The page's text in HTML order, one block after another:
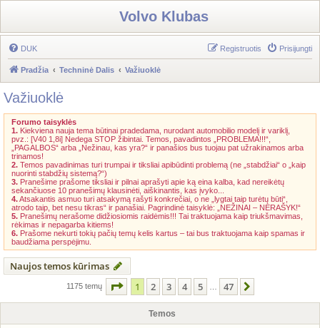
Volvo Klubas
DUK Prisijungti
Registruotis
Pradžia Techninė Dalis Važiuoklė
Važiuoklė
Forumo taisyklės
1. Kiekviena nauja tema būtinai pradedama, nurodant automobilio modelį ir variklį,
pvz.: [V40 1,8i] Nedega STOP žibintai. Temos, pavadintos „PROBLEMA!!!“,
„PAGALBOS“ arba „Nežinau, kas yra?“ ir panašios bus tuojau pat užrakinamos arba
trinamos!
2. Temos pavadinimas turi trumpai ir tiksliai apibūdinti problemą (ne „stabdžiai“ o „kaip
nuorinti stabdžių sistemą?“)
3. Pranešime prašome tiksliai ir pilnai aprašyti apie ką eina kalba, kad nereikėtų
sekančiuose 10 pranešimų klausinėti, aiškinantis, kas įvyko...
4.Atsakantis asmuo turi atsakymą rašyti konkrečiai, o ne „lygtai taip turėtų būti“,
atrodo taip, bet nesu tikras“ ir panašiai. Pagrindinė taisyklė: „NEŽINAI – NERAŠYK!“
5. Pranešimų nerašome didžiosiomis raidėmis!!! Tai traktuojama kaip triukšmavimas,
rėkimas ir nepagarba kitiems!
6. Prašome nekurti tokių pačių temų kelis kartus – tai bus traktuojama kaip spamas ir
baudžiama perspėjimu.
Naujos temos kūrimas
1175 temų Puslapis 1iš 47
1 2 3 4 5 47
Temos